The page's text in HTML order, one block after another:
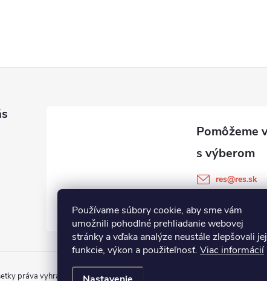
Používame súbory cookie, aby sme vám
umožnili pohodlné prehliadanie webovej
stránky a vďaka analýze neustále zlepšovali jej
funkcie, výkon a použiteľnosť. Viac informácií
res@res.sk
práva vyhradené.